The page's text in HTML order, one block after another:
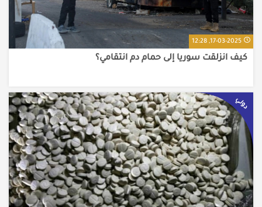
17-03-2025, 12:28
كيف انزلقت سوريا إلى حمام دم انتقامي؟
دولي